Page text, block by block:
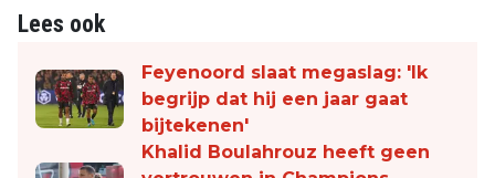
Lees ook
Feyenoord slaat megaslag: 'Ik
begrijp dat hij een jaar gaat
bijtekenen'
Khalid Boulahrouz heeft geen